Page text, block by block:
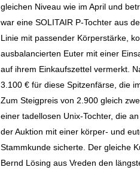
gleichen Niveau wie im April und
war eine SOLITAIR P-Tochter aus
Linie mit passender Körperstärke,
ausbalancierten Euter mit einer
auf ihrem Einkaufszettel vermerkt.
3.100 € für diese Spitzenfärse, die
Zum Steigpreis von 2.900 gleich
einer tadellosen Unix-Tochter, die
der Auktion mit einer körper- und
Stammkunde sicherte. Der gleiche
Bernd Lösing aus Vreden den